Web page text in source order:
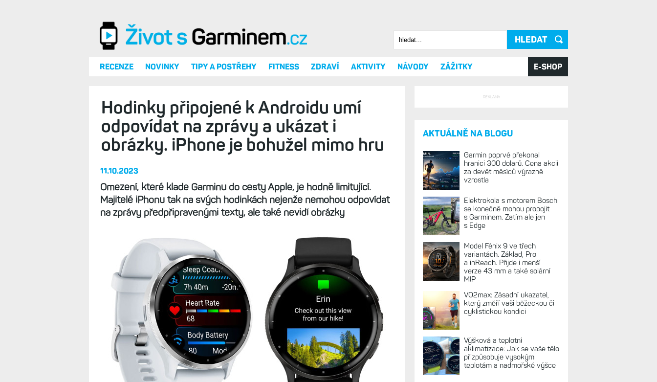
Vyhledávání
Hledat
RECENZE NOVINKY TIPY A POSTŘEHY FITNESS ZDRAVÍ AKTIVITY NÁVODY ZÁŽITKY E-SHOP
Hodinky připojené k Androidu umí
odpovídat na zprávy a ukázat i
obrázky. iPhone je bohužel mimo hru
11.10.2023
Omezení, které klade Garminu do cesty Apple, je hodně limitující.
Majitelé iPhonu tak na svých hodinkách nejenže nemohou odpovídat
na zprávy předpřipravenými texty, ale také nevidí obrázky
REKLAMA
AKTUÁLNĚ NA BLOGU
Garmin poprvé překonal
hranici 300 dolarů. Cena akcií
za devět měsíců výrazně
vzrostla
Elektrokola s motorem Bosch
se konečně mohou propojit
s Garminem. Zatím ale jen
s Edge
Model Fénix 9 ve třech
variantách. Základ, Pro
a inReach. Přijde i menší
verze 43 mm a také solární
MIP
VO2max: Zásadní ukazatel,
který změří vaši běžeckou či
cyklistickou kondici
Výšková a teplotní
aklimatizace: Jak se vaše tělo
přizpůsobuje vysokým
teplotám a nadmořské výšce